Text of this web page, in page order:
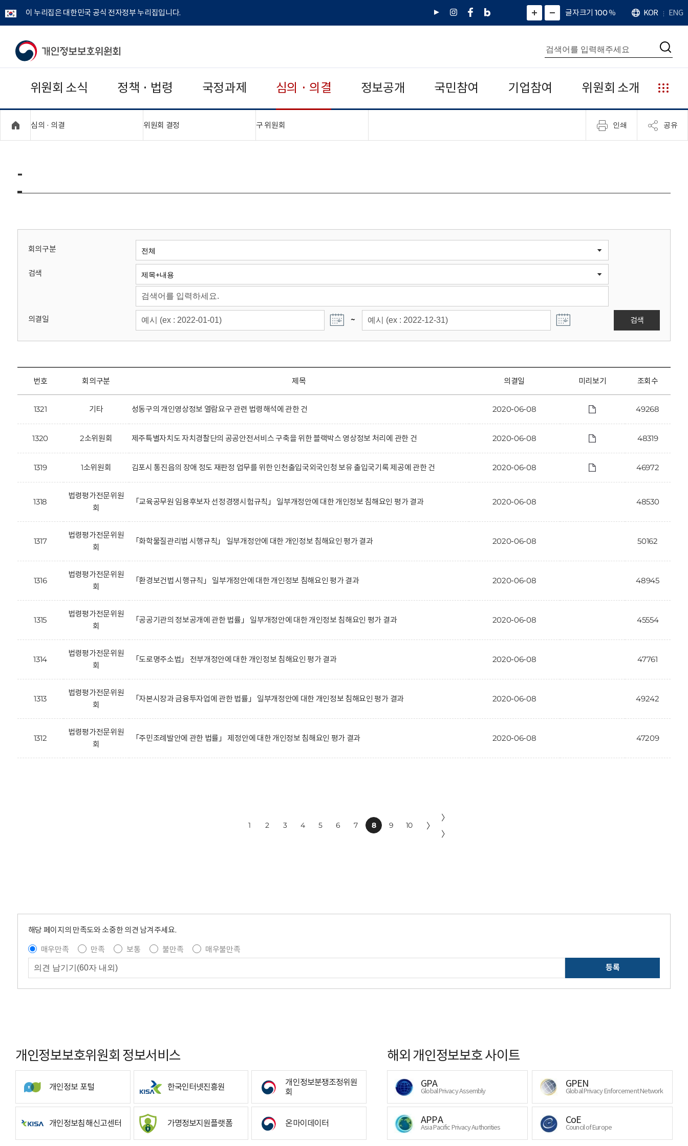
이 누리집은 대한민국 공식 전자정부 누리집입니다.
유
인
페
네
그
)
화
면
면
소
확
대
치
글자크기 100%
언
어
KOR ENG
개
보
보
위
회
통
합
검
색
검
위원회 소식 정책 · 법령 국정과제 심의 · 의결 정보공개 국민참여 기업참여 위원회 소개
누
리
집
안
심의 · 의결 위원회 결정 구 위원회 인쇄 공유
-
회의구분
검색
의결일 ~ 검색
번호 회의구분 제목 의결일 미리보기 조회수
1321 기타 성동구의 개인영상정보 열람요구 관련 법령해석에 관한 건 2020-06-08 49268
1320 2소위원회 제주특별자치도 자치경찰단의 공공안전서비스 구축을 위한 블랙박스 영상정보 처리에 관한 건 2020-06-08 48319
1319 1소위원회 김포시 통진읍의 장애 정도 재판정 업무를 위한 인천출입국외국인청 보유 출입국기록 제공에 관한 건 2020-06-08 46972
1318
법령평가전문위원
회
「교육공무원 임용후보자 선정경쟁시험규칙」 일부개정안에 대한 개인정보 침해요인 평가 결과 2020-06-08 48530
1317
법령평가전문위원
회
「화학물질관리법 시행규칙」 일부개정안에 대한 개인정보 침해요인 평가 결과 2020-06-08 50162
1316
법령평가전문위원
회
「환경보건법 시행규칙」 일부개정안에 대한 개인정보 침해요인 평가 결과 2020-06-08 48945
1315
법령평가전문위원
회
「공공기관의 정보공개에 관한 법률」 일부개정안에 대한 개인정보 침해요인 평가 결과 2020-06-08 45554
1314
법령평가전문위원
회
「도로명주소법」 전부개정안에 대한 개인정보 침해요인 평가 결과 2020-06-08 47761
1313
법령평가전문위원
회
「자본시장과 금융투자업에 관한 법률」 일부개정안에 대한 개인정보 침해요인 평가 결과 2020-06-08 49242
1312
법령평가전문위원
회
「주민조례발안에 관한 법률」 제정안에 대한 개인정보 침해요인 평가 결과 2020-06-08 47209
1 2 3 4 5 6 7 8 9 10 〉
〉
〉
해당 페이지의 만족도와 소중한 의견 남겨주세요.
매우만족
만족 보통 불만족
매우불만족
등록
개인정보보호위원회 정보서비스
개인정보 포털 한국인터넷진흥원
개인정보분쟁조정위원
회
개인정보침해신고센터 가명정보지원플랫폼 온마이데이터
해외 개인정보보호 사이트
GPA
Global Privacy Assembly
GPEN
Global Privacy Enforcement Network
APPA
Asia Pacific Privacy Authorities
CoE
Council of Europe